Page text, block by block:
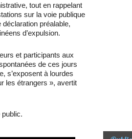
tout en rappelant
sur la voie publique
préalable,
d’expulsion.
et participants aux
de ces jours
s’exposent à lourdes
les étrangers », avertit
public.